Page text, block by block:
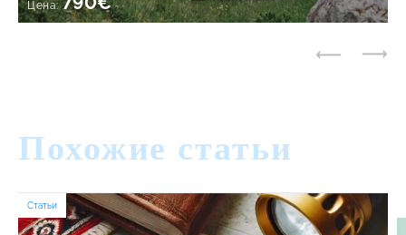
Цена:
Похожие статьи
Статьи